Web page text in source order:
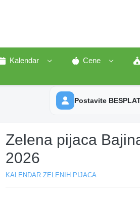
Kalendar Cene
Postavite
Zelena pijaca
2026
KALENDAR ZELENIH PIJACA